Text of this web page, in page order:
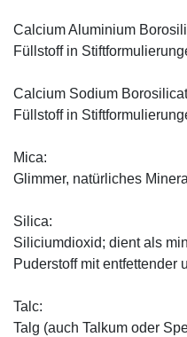
Calcium Aluminium
Füllstoff in
Calcium Sodium
Füllstoff in
Mica:
Glimmer, natürliches
Silica:
Siliciumdioxid; dient als
Puderstoff mit entfettender
Talc:
Talg (auch Talkum oder